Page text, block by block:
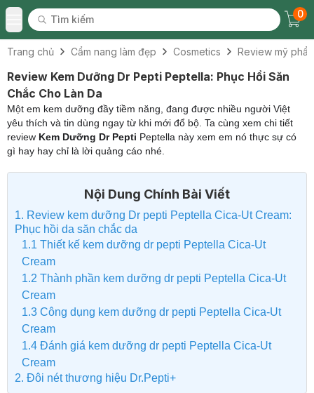
Toggle Menu
Tìm kiếm
Tìm kiếm
0
Trang chủ Cẩm nang làm đẹp Cosmetics Review mỹ
Review Kem Dưỡng Dr Pepti Peptella: Phục Hồi Săn
Chắc Cho Làn Da
Một em kem dưỡng đầy tiềm năng, đang được nhiều người Việt
yêu thích và tin dùng ngay từ khi mới đổ bộ. Ta cùng xem chi tiết
review Kem Dưỡng Dr Pepti Peptella này xem em nó thực sự có
gì hay hay chỉ là lời quảng cáo nhé.
Nội Dung Chính Bài Viết
1. Review kem dưỡng Dr pepti Peptella Cica-Ut Cream:
Phục hồi da săn chắc da
1.1 Thiết kế kem dưỡng dr pepti Peptella Cica-Ut
Cream
1.2 Thành phần kem dưỡng dr pepti Peptella Cica-Ut
Cream
1.3 Công dụng kem dưỡng dr pepti Peptella Cica-Ut
Cream
1.4 Đánh giá kem dưỡng dr pepti Peptella Cica-Ut
Cream
2. Đôi nét thương hiệu Dr.Pepti+